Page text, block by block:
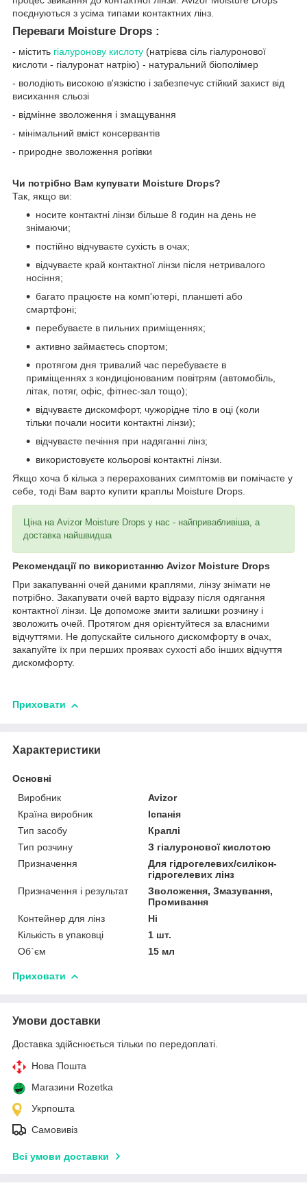
поєднуються з усіма типами контактних лінз.
Переваги Moisture Drops :
- містить гіалуронову кислоту (натрієва сіль гіалуронової
кислоти - гіалуронат натрію) - натуральний біополімер
- володіють високою в'язкістю і забезпечує стійкий захист від
висихання сльозі
- відмінне зволоження і змащування
- мінімальний вміст консервантів
- природне зволоження рогівки
Чи потрібно Вам купувати Moisture Drops?
Так, якщо ви:
носите контактні лінзи більше 8 годин на день не
знімаючи;
постійно відчуваєте сухість в очах;
відчуваєте край контактної лінзи після нетривалого
носіння;
багато працюєте на комп'ютері, планшеті або
смартфоні;
перебуваєте в пильних приміщеннях;
активно займаєтесь спортом;
протягом дня тривалий час перебуваєте в
приміщеннях з кондиціонованим повітрям (автомобіль,
літак, потяг, офіс, фітнес-зал тощо);
відчуваєте дискомфорт, чужорідне тіло в оці (коли
тільки почали носити контактні лінзи);
відчуваєте печіння при надяганні лінз;
використовуєте кольорові контактні лінзи.
Якщо хоча б кілька з перерахованих симптомів ви помічаєте у
себе, тоді Вам варто купити краплы Moisture Drops.
Ціна на Avizor Moisture Drops у нас - найпривабливіша, а
доставка найшвидша
Рекомендації по використанню Avizor Moisture Drops
При закапуванні очей даними краплями, лінзу знімати не
потрібно. Закапувати очей варто відразу після одягання
контактної лінзи. Це допоможе змити залишки розчину і
зволожить очей. Протягом дня орієнтуйтеся за власними
відчуттями. Не допускайте сильного дискомфорту в очах,
закапуйте їх при перших проявах сухості або інших відчуття
дискомфорту.
Приховати
Характеристики
Основні
Виробник
Avizor
Країна виробник
Іспанія
Тип засобу
Краплі
Тип розчину
З гіалуронової кислотою
Призначення
Для гідрогелевих/силікон-
гідрогелевих лінз
Призначення і результат
Зволоження, Змазування,
Промивання
Контейнер для лінз
Ні
Кількість в упаковці
1 шт.
Об`єм
15 мл
Приховати
Умови доставки
Доставка здійснюється тільки по передоплаті.
Нова Пошта
Магазини Rozetka
Укрпошта
Самовивіз
Всі умови доставки